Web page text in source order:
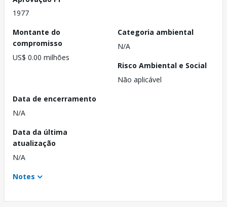
1977
Montante do
compromisso
US$ 0.00 milhões
Categoria ambiental
N/A
Risco Ambiental e Social
Não aplicável
Data de encerramento
N/A
Data da última
atualização
N/A
Notes